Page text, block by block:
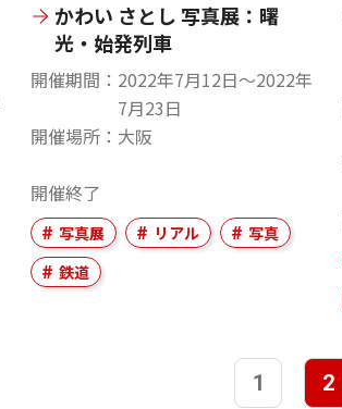
かわい さとし 写真展：曙
光・始発列車
開催期間
2022年7月12日〜2022年
7月23日
開催場所
大阪
開催終了
写真展 リアル
写真
鉄道
1 2